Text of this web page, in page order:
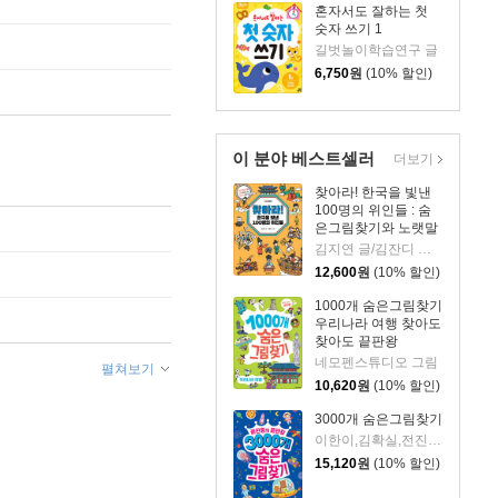
혼자서도 잘하는 첫
숫자 쓰기 1
길벗놀이학습연구 글
6,750원 (10% 할인)
이 분야 베스트셀러
찾아라! 한국을 빛낸
100명의 위인들 : 숨
은그림찾기와 노랫말
로 만나는 한국사 이
야기
김지연 글/김잔디 그림
12,600원 (10% 할인)
1000개 숨은그림찾기
우리나라 여행 찾아도
찾아도 끝판왕
네모펜스튜디오 그림
10,620원 (10% 할인)
3000개 숨은그림찾기
이한이,김확실,전진희 공저
15,120원 (10% 할인)
더보기
펼쳐보기